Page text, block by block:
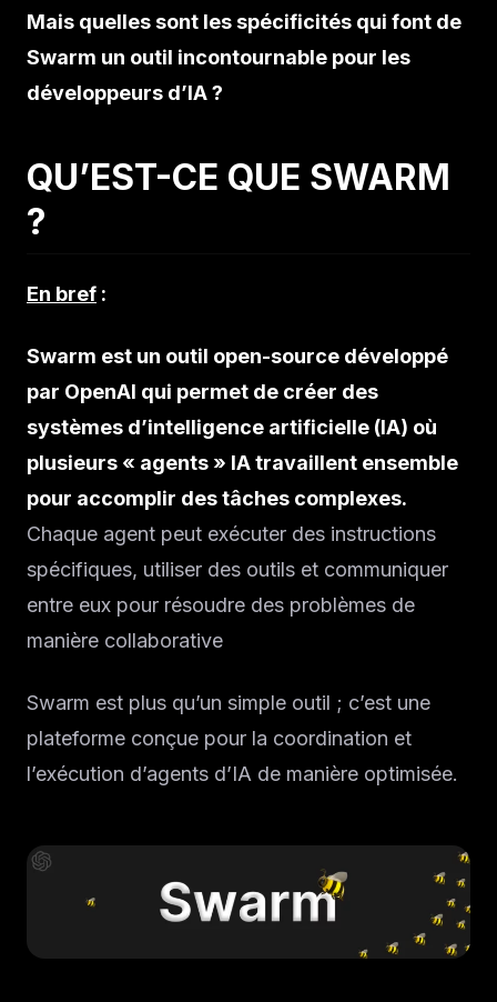
Mais quelles sont les spécificités qui font de
Swarm un outil incontournable pour les
développeurs d’IA ?
QU’EST-CE QUE SWARM
?
En bref :
Swarm est un outil open-source développé
par OpenAI qui permet de créer des
systèmes d’intelligence artificielle (IA) où
plusieurs « agents » IA travaillent ensemble
pour accomplir des tâches complexes.
Chaque agent peut exécuter des instructions
spécifiques, utiliser des outils et communiquer
entre eux pour résoudre des problèmes de
manière collaborative
Swarm est plus qu’un simple outil ; c’est une
plateforme conçue pour la coordination et
l’exécution d’agents d’IA de manière optimisée.